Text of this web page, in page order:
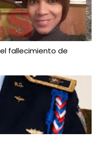
fallecimiento de